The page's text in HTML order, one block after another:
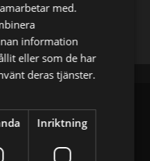
med.
information
eller som de har
deras tjänster.
Inriktning